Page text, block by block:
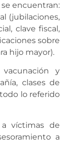
encuentran:
(jubilaciones,
clave fiscal,
sobre
hijo mayor).
y
clases de
lo referido
víctimas de
a